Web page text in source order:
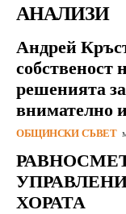
АНАЛИЗИ
Андрей
собственост
решенията
внимателно
ОБЩИНСКИ СЪВЕТ
ХОРАТА